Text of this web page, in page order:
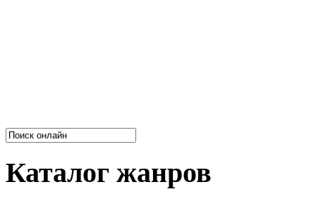
Каталог жанров